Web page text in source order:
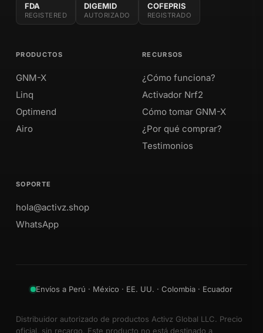
FDA
REGISTERED
DIGEMID
AUTORIZADO
COFEPRIS
REGISTRADO
PRODUCTOS
GNM-X
Linq
Optimend
Airo
RECURSOS
¿Cómo funciona?
Activador Nrf2
Cómo tomar GNM-X
¿Por qué comprar?
Testimonios
SOPORTE
hola@activz.shop
WhatsApp
Envíos a Perú · México · EE. UU. · Colombia · Ecuador
Distribuidor autorizado de productos Activz Global LLC. Precio
oficial, sin recargo. Este producto no está destinado a